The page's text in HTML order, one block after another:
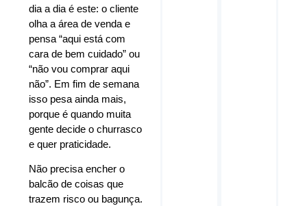
dia a dia é este: o cliente
olha a área de venda e
pensa “aqui está com
cara de bem cuidado” ou
“não vou comprar aqui
não”. Em fim de semana
isso pesa ainda mais,
porque é quando muita
gente decide o churrasco
e quer praticidade.
Não precisa encher o
balcão de coisas que
trazem risco ou bagunça.